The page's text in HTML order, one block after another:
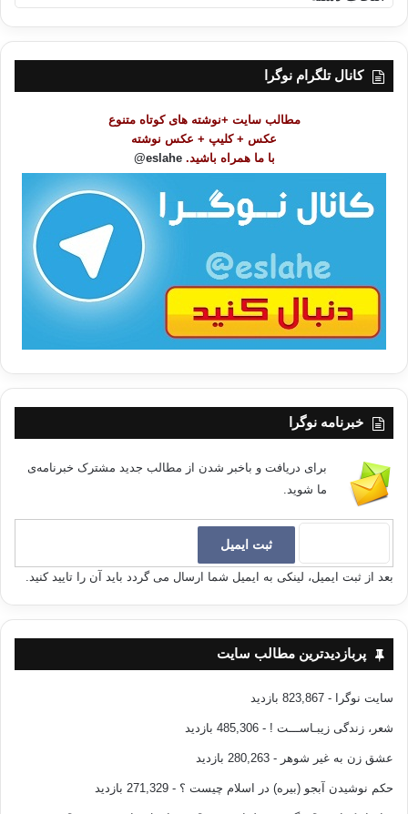
ه
ر
کانال تلگرام نوگرا
مطالب سایت +نوشته های کوتاه متنوع
عکس + کلیپ + عکس نوشته
با ما همراه باشید. eslahe@
خبرنامه نوگرا
برای دریافت و باخبر شدن از مطالب جدید مشترک خبرنامه‌ی
ما شوید.
بعد از ثبت ایمیل، لینکی به ایمیل شما ارسال می گردد باید آن را تایید کنید.
پربازدیدترین مطالب سایت
سایت نوگرا - 823,867 بازدید
شعر، زندگی زیبـاســـت ! - 485,306 بازدید
عشق زن به غیر شوهر - 280,263 بازدید
حکم نوشیدن آبجو (بیره) در اسلام چیست ؟ - 271,329 بازدید